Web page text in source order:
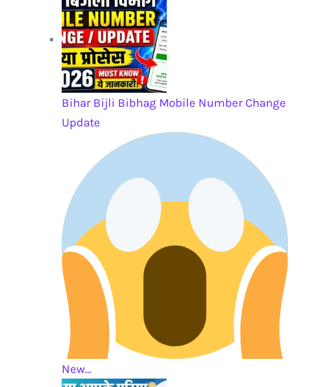
Bihar Bijli Bibhag Mobile Number Change
Update
New…